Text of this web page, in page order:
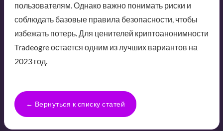
пользователям. Однако важно понимать риски и
соблюдать базовые правила безопасности, чтобы
избежать потерь. Для ценителей криптоанонимности
Tradeogre остается одним из лучших вариантов на
2023 год.
← Вернуться к списку статей